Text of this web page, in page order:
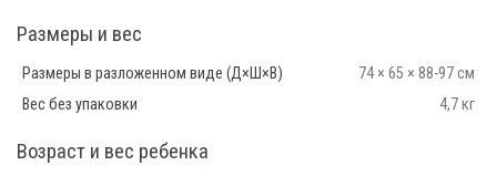
Размеры и вес
Размеры в разложенном виде (Д×Ш×В)
74 × 65 × 88-97 см
Вес без упаковки
4,7 кг
Возраст и вес ребенка